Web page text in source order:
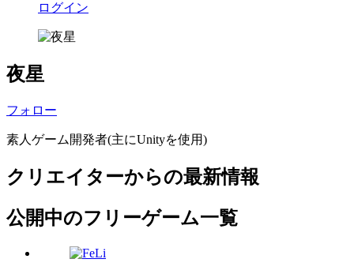
ログイン
夜星
フォロー
素人ゲーム開発者(主にUnityを使用)
クリエイターからの最新情報
公開中のフリーゲーム一覧